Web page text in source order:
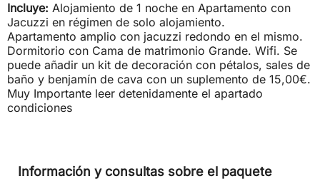
Incluye: Alojamiento de 1 noche en Apartamento con
Jacuzzi en régimen de solo alojamiento.
Apartamento amplio con jacuzzi redondo en el mismo.
Dormitorio con Cama de matrimonio Grande. Wifi. Se
puede añadir un kit de decoración con pétalos, sales de
baño y benjamín de cava con un suplemento de 15,00€.
Muy Importante leer detenidamente el apartado
condiciones
Información y consultas sobre el paquete